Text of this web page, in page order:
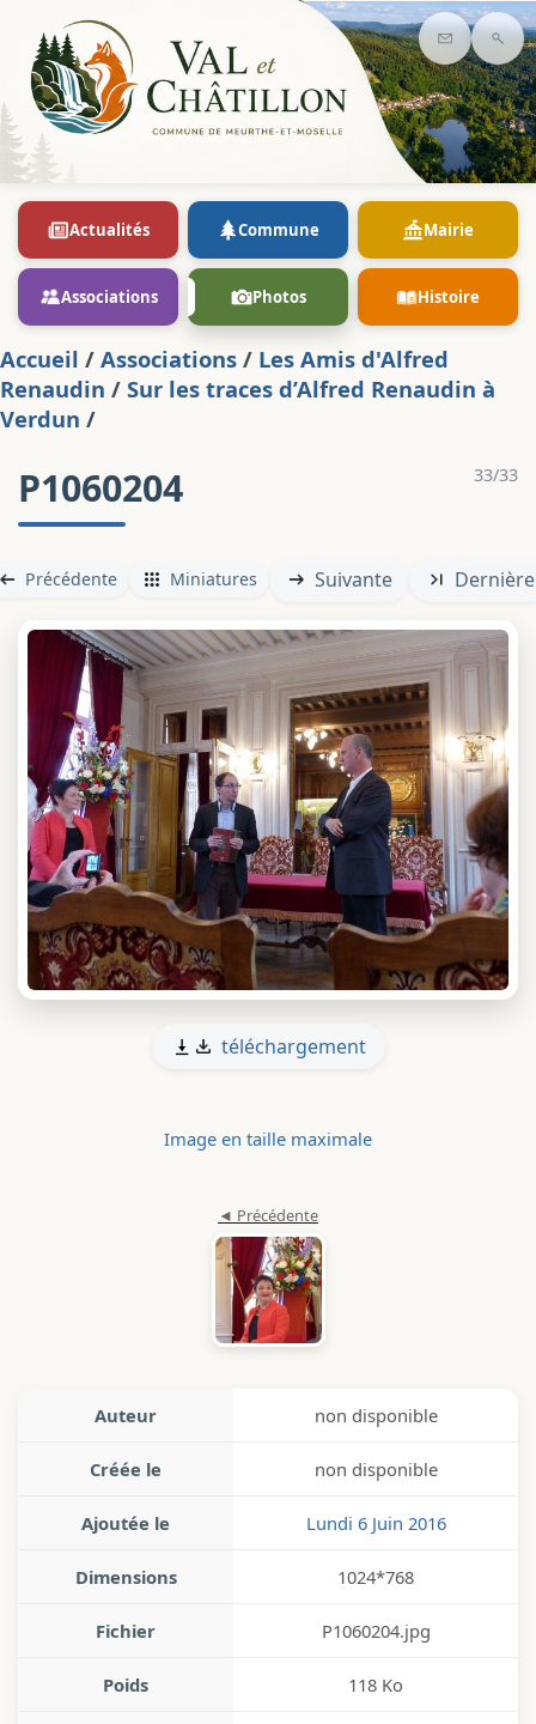
Contact
Actualités Commune Mairie
Associations Photos Histoire
Accueil / Associations / Les Amis d'Alfred
Renaudin / Sur les traces d’Alfred Renaudin à
Verdun /
33/33
P1060204
Précédente Miniatures Suivante Dernière
téléchargement
Image en taille maximale
Auteur non disponible
Créée le non disponible
Ajoutée le Lundi 6 Juin 2016
Dimensions 1024*768
Fichier P1060204.jpg
Poids 118 Ko